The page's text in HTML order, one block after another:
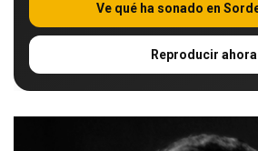
Ve qué ha sonado en
Reproducir ahora